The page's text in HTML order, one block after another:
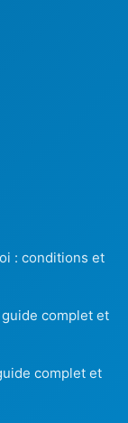
: conditions et
complet et
complet et